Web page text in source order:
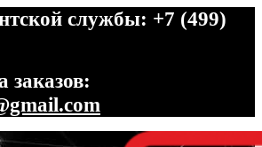
службы: +7 (499)